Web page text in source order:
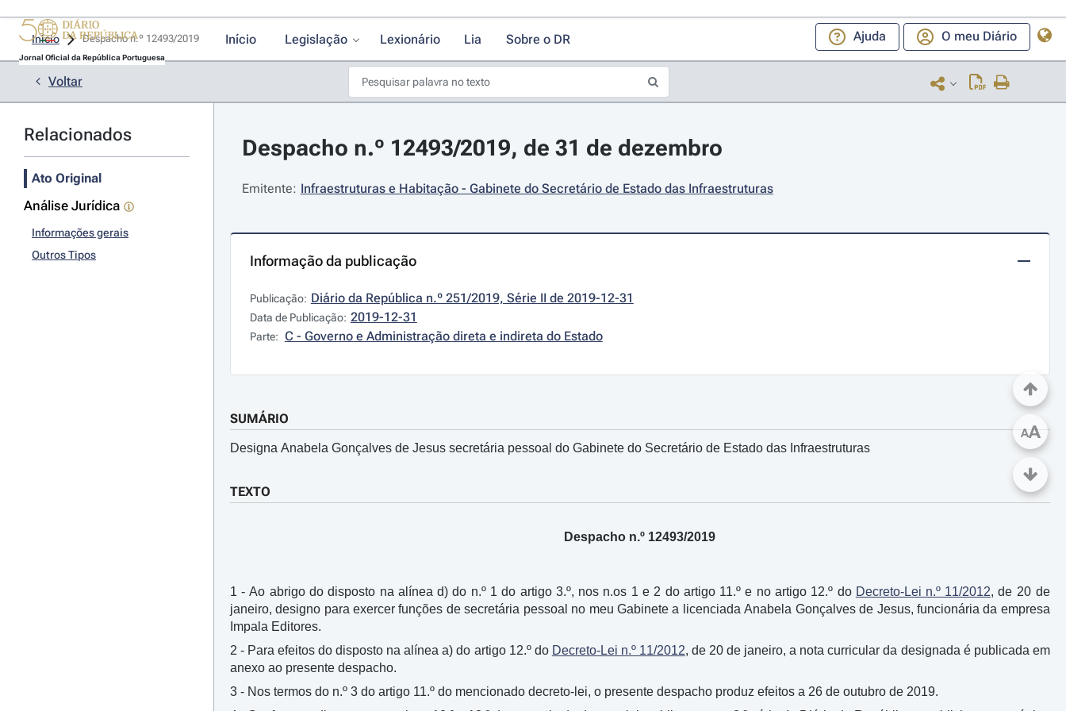
Jornal Oficial da República Portuguesa
Início Legislação Lexionário Lia Sobre o DR Ajuda O meu Diário
Início
Voltar
Relacionados
Ato Original
Análise Jurídica
Informações gerais
Outros Tipos
Despacho n.º 12493/2019, de 31 de dezembro
Emitente: Infraestruturas e Habitação - Gabinete do Secretário de Estado das Infraestruturas
Informação da publicação
Publicação: Diário da República n.º 251/2019, Série II de 2019-12-31
Data de Publicação: 2019-12-31
Parte: C - Governo e Administração direta e indireta do Estado
SUMÁRIO
Designa Anabela Gonçalves de Jesus secretária pessoal do Gabinete do Secretário de Estado das Infraestruturas
TEXTO
Despacho n.º 12493/2019
1 - Ao abrigo do disposto na alínea d) do n.º 1 do artigo 3.º, nos n.os 1 e 2 do artigo 11.º e no artigo 12.º do Decreto-Lei n.º 11/2012, de 20 de
janeiro, designo para exercer funções de secretária pessoal no meu Gabinete a licenciada Anabela Gonçalves de Jesus, funcionária da empresa
Impala Editores.
2 - Para efeitos do disposto na alínea a) do artigo 12.º do Decreto-Lei n.º 11/2012, de 20 de janeiro, a nota curricular da designada é publicada em
anexo ao presente despacho.
3 - Nos termos do n.º 3 do artigo 11.º do mencionado decreto-lei, o presente despacho produz efeitos a 26 de outubro de 2019.
AA